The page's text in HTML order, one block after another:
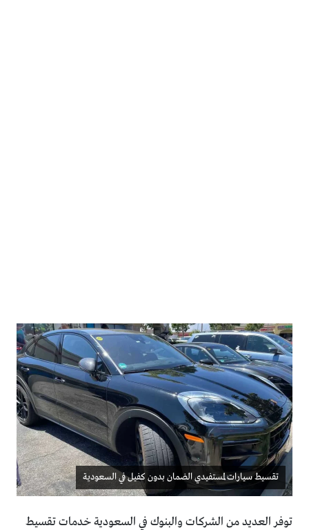
تقسيط سيارات لمستفيدي الضمان بدون كفيل في السعودية
توفر العديد من الشركات والبنوك في السعودية خدمات تقسيط